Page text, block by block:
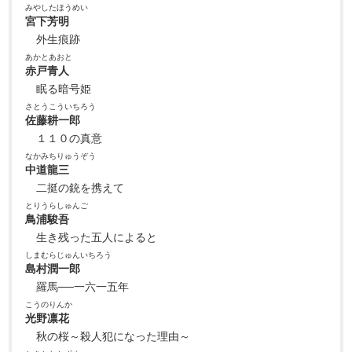
宮下芳明
みやしたほうめい
外生痕跡
赤戸青人
あかとあおと
眠る暗号姫
佐藤耕一郎
さとうこういちろう
１１０の真意
中道龍三
なかみちりゅうぞう
二挺の銃を携えて
鳥浦駿吾
とりうらしゅんご
生き残った五人によると
島村潤一郎
しまむらじゅんいちろう
羅馬──一六一五年
光野凛花
こうのりんか
秋の桜～殺人犯になった理由～